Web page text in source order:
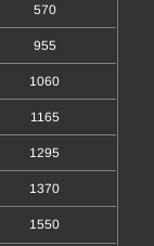
570
955
1060
1165
1295
1370
1550